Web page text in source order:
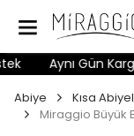
Aynı Gün
Abiye
Kısa
Miraggio Büyük